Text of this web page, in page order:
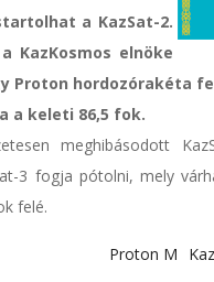
a KazSat-2.
KazKosmos elnöke
Proton hordozórakéta
a keleti 86,5 fok.
meghibásodott
3 fogja pótolni, mely
felé.
Proton M